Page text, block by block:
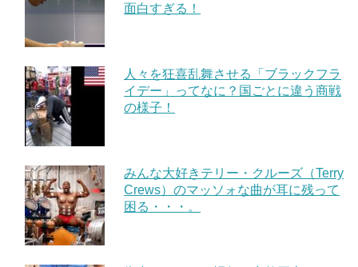
面白すぎる！
人々を狂喜乱舞させる「ブラックフラ
イデー」ってなに？国ごとに違う商戦
の様子！
みんな大好きテリー・クルーズ（Terry
Crews）のマッソォな曲が耳に残って
困る・・・。